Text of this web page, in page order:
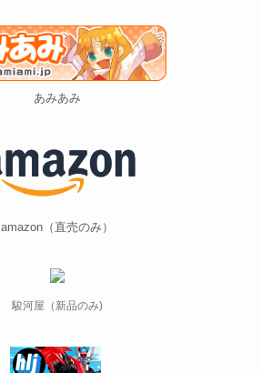
あみあみ
amazon（直売のみ）
駿河屋（新品のみ)